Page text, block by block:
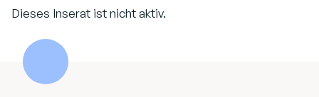
Dieses Inserat ist nicht aktiv.